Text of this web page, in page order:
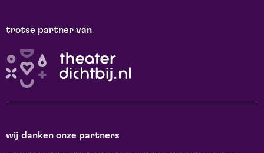
trotse partner van
wij danken onze partners